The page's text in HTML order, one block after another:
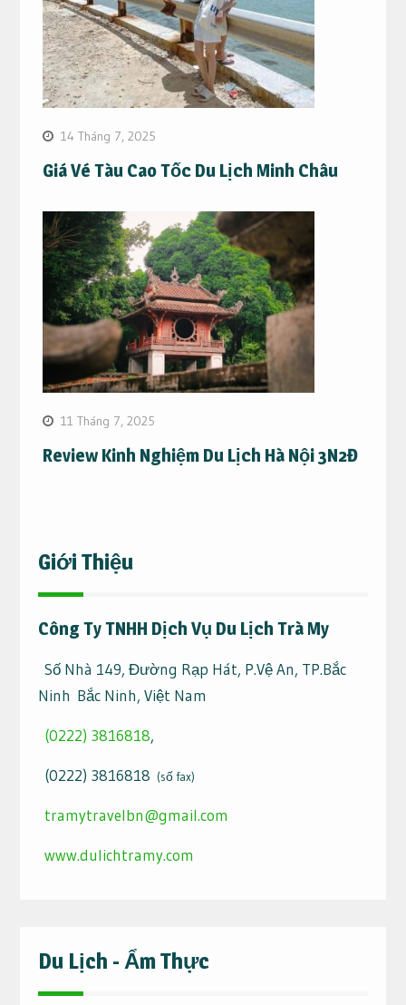
14 Tháng 7, 2025
Giá Vé Tàu Cao Tốc Du Lịch Minh Châu
11 Tháng 7, 2025
Review Kinh Nghiệm Du Lịch Hà Nội 3N2Đ
Giới Thiệu
Công Ty TNHH Dịch Vụ Du Lịch Trà My
Số Nhà 149, Đường Rạp Hát, P.Vệ An, TP.Bắc
Ninh Bắc Ninh, Việt Nam
(0222) 3816818,
(0222) 3816818 (số fax)
tramytravelbn@gmail.com
www.dulichtramy.com
Du Lịch - Ẩm Thực